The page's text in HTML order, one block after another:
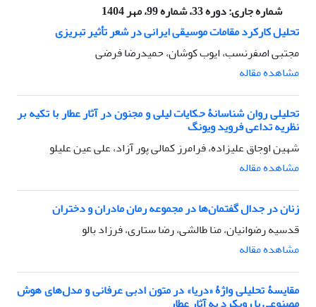
شماره جاری:دوره 33، شماره 99، مهر 1404
تحلیل کارکرد مقامات موسیقی ایرانی در شعر تأثیر تبریزی
مجتبی اصفرنسب، ایوب کوشان، حمیدرضا فرضی
مشاهده مقاله
تحلیلی روان شناسانۀ حکایات لیلی و مجنون در آثار عطار با تکیه بر
نظریه تداعی فروید ویونگ
شهین اوجاق علیزاده، فرامرز کمالی پور آزاد، علی عین علیلو
مشاهده مقاله
زنان در جدال گفتمان‌ها در مجموعه رمان مادران و دختران
قدسیه رضوانیان، منا طالشی، رضا ستاری، فرزاد بالو
مشاهده مقاله
مقایسۀ تحلیلی واژۀ «دریا» در متون ادبی عرفانی و مدل‌های هوش